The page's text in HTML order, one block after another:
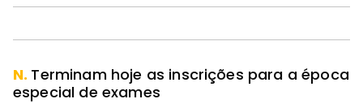
N. Terminam hoje as inscrições para a época
especial de exames